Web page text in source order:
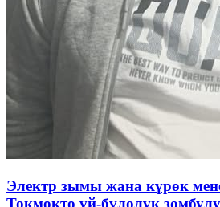
Электр зымы жана күрөк
Токмокто үй-бүлөлүк